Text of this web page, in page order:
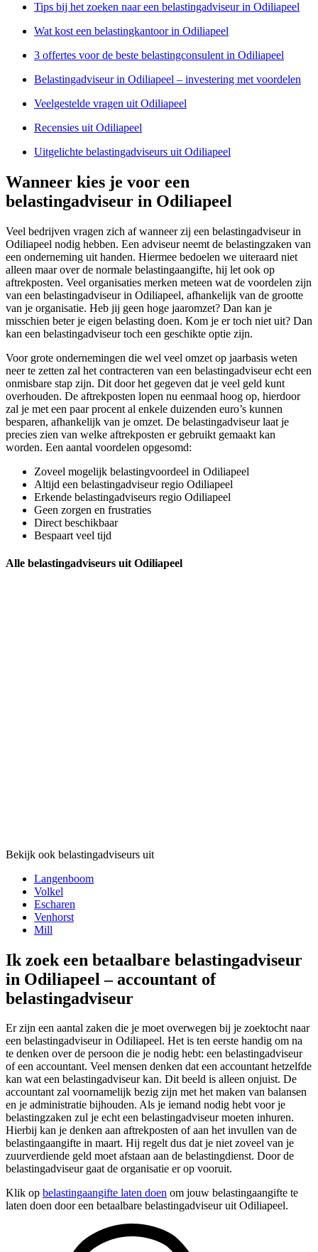
Tips bij het zoeken naar een belastingadviseur in Odiliapeel
Wat kost een belastingkantoor in Odiliapeel
3 offertes voor de beste belastingconsulent in Odiliapeel
Belastingadviseur in Odiliapeel – investering met voordelen
Veelgestelde vragen uit Odiliapeel
Recensies uit Odiliapeel
Uitgelichte belastingadviseurs uit Odiliapeel
Wanneer kies je voor een
belastingadviseur in Odiliapeel
Veel bedrijven vragen zich af wanneer zij een belastingadviseur in
Odiliapeel nodig hebben. Een adviseur neemt de belastingzaken van
een onderneming uit handen. Hiermee bedoelen we uiteraard niet
alleen maar over de normale belastingaangifte, hij let ook op
aftrekposten. Veel organisaties merken meteen wat de voordelen zijn
van een belastingadviseur in Odiliapeel, afhankelijk van de grootte
van je organisatie. Heb jij geen hoge jaaromzet? Dan kan je
misschien beter je eigen belasting doen. Kom je er toch niet uit? Dan
kan een belastingadviseur toch een geschikte optie zijn.
Voor grote ondernemingen die wel veel omzet op jaarbasis weten
neer te zetten zal het contracteren van een belastingadviseur echt een
onmisbare stap zijn. Dit door het gegeven dat je veel geld kunt
overhouden. De aftrekposten lopen nu eenmaal hoog op, hierdoor
zal je met een paar procent al enkele duizenden euro’s kunnen
besparen, afhankelijk van je omzet. De belastingadviseur laat je
precies zien van welke aftrekposten er gebruikt gemaakt kan
worden. Een aantal voordelen opgesomd:
Zoveel mogelijk belastingvoordeel in Odiliapeel
Altijd een belastingadviseur regio Odiliapeel
Erkende belastingadviseurs regio Odiliapeel
Geen zorgen en frustraties
Direct beschikbaar
Bespaart veel tijd
Alle belastingadviseurs uit Odiliapeel
Bekijk ook belastingadviseurs uit
Langenboom
Volkel
Escharen
Venhorst
Mill
Ik zoek een betaalbare belastingadviseur
in Odiliapeel – accountant of
belastingadviseur
Er zijn een aantal zaken die je moet overwegen bij je zoektocht naar
een belastingadviseur in Odiliapeel. Het is ten eerste handig om na
te denken over de persoon die je nodig hebt: een belastingadviseur
of een accountant. Veel mensen denken dat een accountant hetzelfde
kan wat een belastingadviseur kan. Dit beeld is alleen onjuist. De
accountant zal voornamelijk bezig zijn met het maken van balansen
en je administratie bijhouden. Als je iemand nodig hebt voor je
belastingzaken zul je echt een belastingadviseur moeten inhuren.
Hierbij kan je denken aan aftrekposten of aan het invullen van de
belastingaangifte in maart. Hij regelt dus dat je niet zoveel van je
zuurverdiende geld moet afstaan aan de belastingdienst. Door de
belastingadviseur gaat de organisatie er op vooruit.
Klik op belastingaangifte laten doen om jouw belastingaangifte te
laten doen door een betaalbare belastingadviseur uit Odiliapeel.